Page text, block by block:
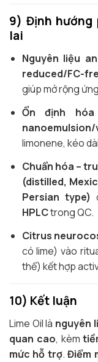
9) Định hướng
lai
Nguyên liệu
reduced/FC-
giúp mở rộng
Ổn định
limonene, kéo
Chuẩn hóa –
(distilled,
Persian type)
HPLCtrong QC.
Citrus
có lime) vào
thể) kết hợp
10) Kết luận
Lime Oil là nguyên
quan cao, kèm
mức hỗ trợ.Điểm